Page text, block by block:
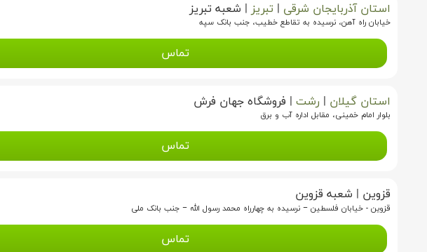
استان آذربایجان شرقی | تبریز | شعبه تبریز
خیابان راه آهن، نرسیده به تقاطع خطیب، جنب بانک سپه
تماس
استان گیلان | رشت | فروشگاه جهان فرش
بلوار امام خمینی، مقابل اداره آب و برق
تماس
قزوین | شعبه قزوین
قزوین - خیابان فلسطین – نرسیده به چهارراه محمد رسول الله – جنب بانک ملی
تماس